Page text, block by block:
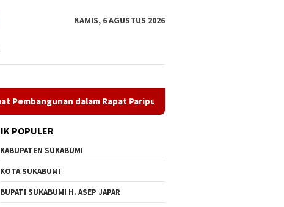
KAMIS, 6 AGUSTUS 2026
dalam Rapat Paripurna Dprd
POPULER
KABUPATEN SUKABUMI
KOTA SUKABUMI
BUPATI SUKABUMI H. ASEP JAPAR